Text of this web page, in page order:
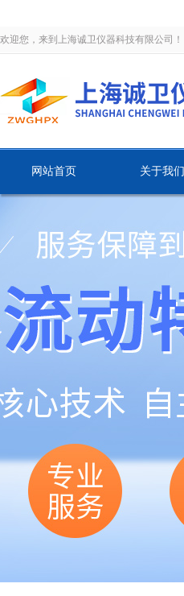
欢迎您，来到上海诚卫仪器科技有限公司！
网站首页 关于我们